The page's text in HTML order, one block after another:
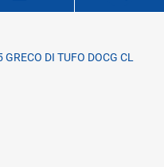
DI TUFO DOCG CL